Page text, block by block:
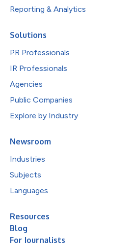
Reporting & Analytics
Solutions
PR Professionals
IR Professionals
Agencies
Public Companies
Explore by Industry
Newsroom
Industries
Subjects
Languages
Resources
Blog
For Journalists